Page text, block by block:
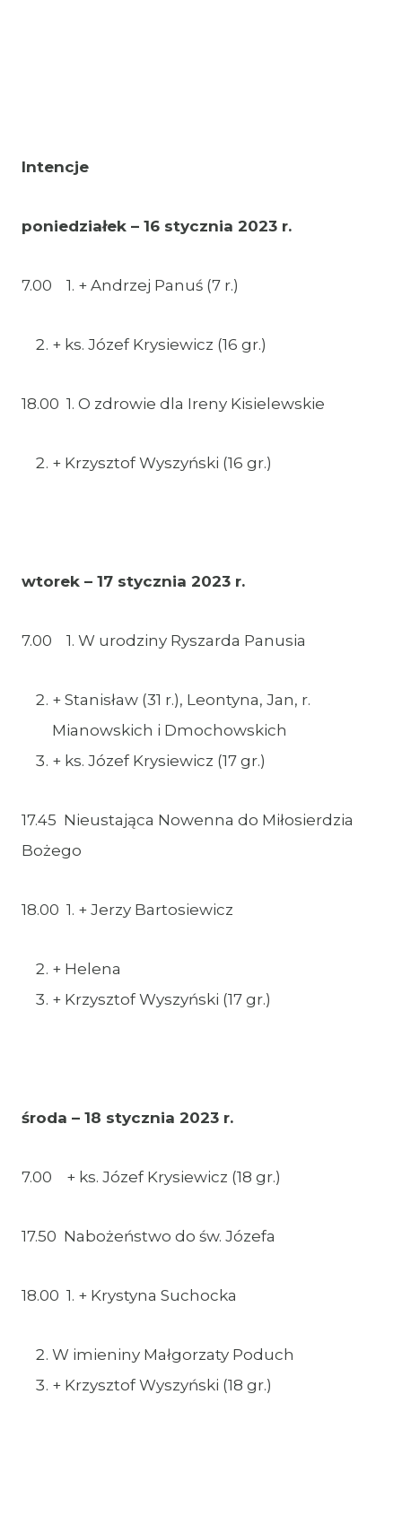
Intencje
poniedziałek – 16 stycznia 2023 r.
7.00 1. + Andrzej Panuś (7 r.)
+ ks. Józef Krysiewicz (16 gr.)
18.00 1. O zdrowie dla Ireny Kisielewskie
+ Krzysztof Wyszyński (16 gr.)
wtorek – 17 stycznia 2023 r.
7.00 1. W urodziny Ryszarda Panusia
+ Stanisław (31 r.), Leontyna, Jan, r.
Mianowskich i Dmochowskich
+ ks. Józef Krysiewicz (17 gr.)
17.45 Nieustająca Nowenna do Miłosierdzia
Bożego
18.00 1. + Jerzy Bartosiewicz
+ Helena
+ Krzysztof Wyszyński (17 gr.)
środa – 18 stycznia 2023 r.
7.00 + ks. Józef Krysiewicz (18 gr.)
17.50 Nabożeństwo do św. Józefa
18.00 1. + Krystyna Suchocka
W imieniny Małgorzaty Poduch
+ Krzysztof Wyszyński (18 gr.)